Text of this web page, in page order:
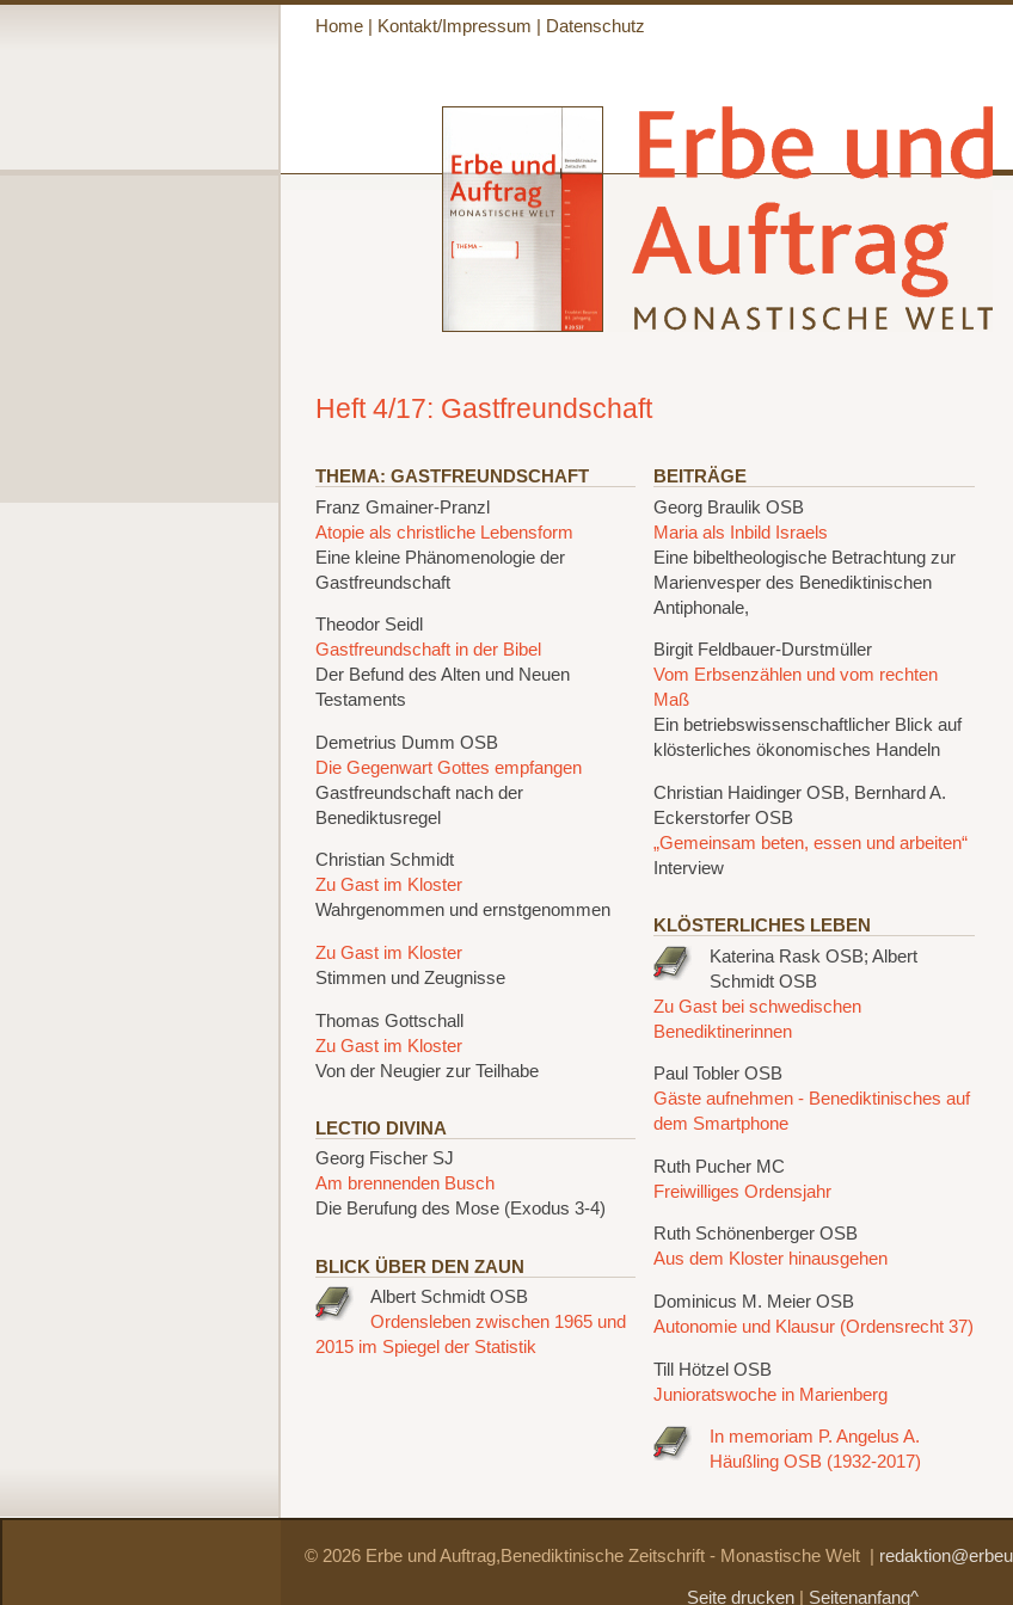
Home| Kontakt/Impressum Datenschutz
Heft 4/17: Gastfreundschaft
THEMA: GASTFREUNDSCHAFT
Franz Gmainer-Pranzl
Atopie als christliche Lebensform
Eine kleine Phänomenologie der
Gastfreundschaft
Theodor Seidl
Gastfreundschaft in der Bibel
Der Befund des Alten und Neuen
Testaments
Demetrius Dumm OSB
Die Gegenwart Gottes empfangen
Gastfreundschaft nach der
Benediktusregel
Christian Schmidt
Zu Gast im Kloster
Wahrgenommen und ernstgenommen
Zu Gast im Kloster
Stimmen und Zeugnisse
Thomas Gottschall
Zu Gast im Kloster
Von der Neugier zur Teilhabe
LECTIO DIVINA
Georg Fischer SJ
Am brennenden Busch
Die Berufung des Mose (Exodus 3-4)
BLICK ÜBER DEN ZAUN
Albert Schmidt OSB
Ordensleben zwischen 1965 und
2015 im Spiegel der Statistik
BEITRÄGE
Georg Braulik OSB
Maria als Inbild Israels
Eine bibeltheologische Betrachtung zur
Marienvesper des Benediktinischen
Antiphonale,
Birgit Feldbauer-Durstmüller
Vom Erbsenzählen und vom rechten
Maß
Ein betriebswissenschaftlicher Blick auf
klösterliches ökonomisches Handeln
Christian Haidinger OSB, Bernhard A.
Eckerstorfer OSB
„Gemeinsam beten, essen und arbeiten“
Interview
KLÖSTERLICHES LEBEN
Katerina Rask OSB; Albert
Schmidt OSB
Zu Gast bei schwedischen
Benediktinerinnen
Paul Tobler OSB
Gäste aufnehmen - Benediktinisches auf
dem Smartphone
Ruth Pucher MC
Freiwilliges Ordensjahr
Ruth Schönenberger OSB
Aus dem Kloster hinausgehen
Dominicus M. Meier OSB
Autonomie und Klausur (Ordensrecht 37)
Till Hötzel OSB
Junioratswoche in Marienberg
In memoriam P. Angelus A.
Häußling OSB (1932-2017)
© 2026 Erbe und Auftrag,Benediktinische Zeitschrift - Monastische Welt
Seite drucken Seitenanfang^